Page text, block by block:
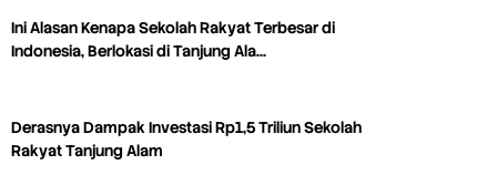
Ini Alasan Kenapa Sekolah Rakyat Terbesar di
Indonesia, Berlokasi di Tanjung Ala…
Derasnya Dampak Investasi Rp1,5 Triliun Sekolah
Rakyat Tanjung Alam